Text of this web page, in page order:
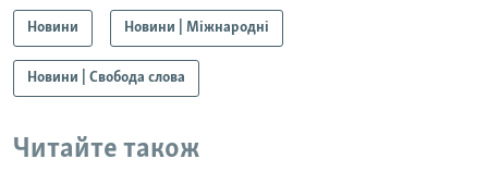
Новини Новини | Міжнародні
Новини | Свобода слова
Читайте також